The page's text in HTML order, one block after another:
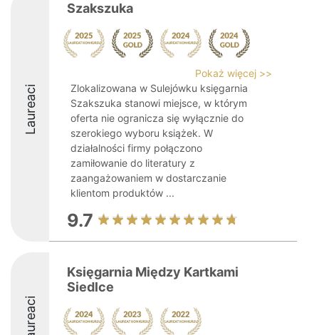
Laureaci
Szakszuka
Pokaż więcej >>
Zlokalizowana w Sulejówku księgarnia
Szakszuka stanowi miejsce, w którym
oferta nie ogranicza się wyłącznie do
szerokiego wyboru książek. W
działalności firmy połączono
zamiłowanie do literatury z
zaangażowaniem w dostarczanie
klientom produktów ...
9.7
Laureaci
Księgarnia Między Kartkami
Siedlce